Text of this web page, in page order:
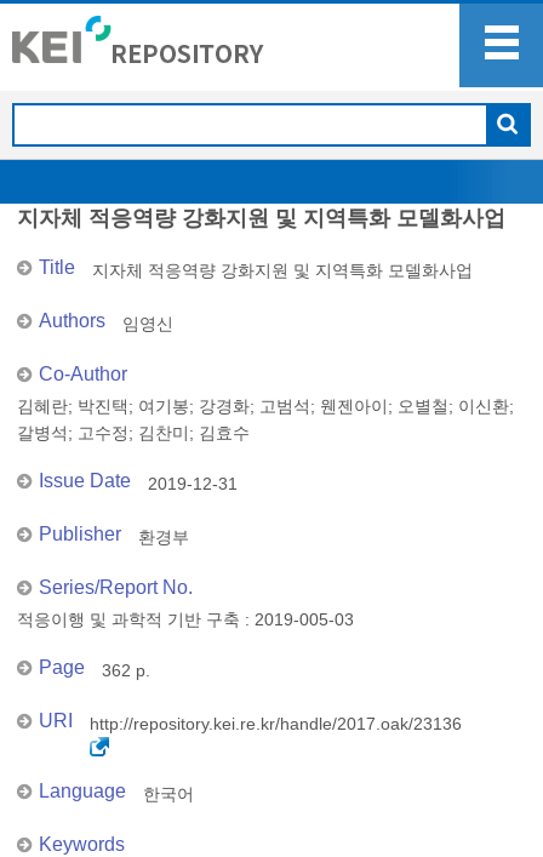
지자체 적응역량 강화지원 및 지역특화 모델화사업
Title 지자체 적응역량 강화지원 및 지역특화 모델화사업
Authors 임영신
Co-Author
김혜란; 박진택; 여기봉; 강경화; 고범석; 웬젠아이; 오별철; 이신환;
갈병석; 고수정; 김찬미; 김효수
Issue Date 2019-12-31
Publisher 환경부
Series/Report No.
적응이행 및 과학적 기반 구축 : 2019-005-03
Page 362 p.
URI http://repository.kei.re.kr/handle/2017.oak/23136
Language 한국어
Keywords